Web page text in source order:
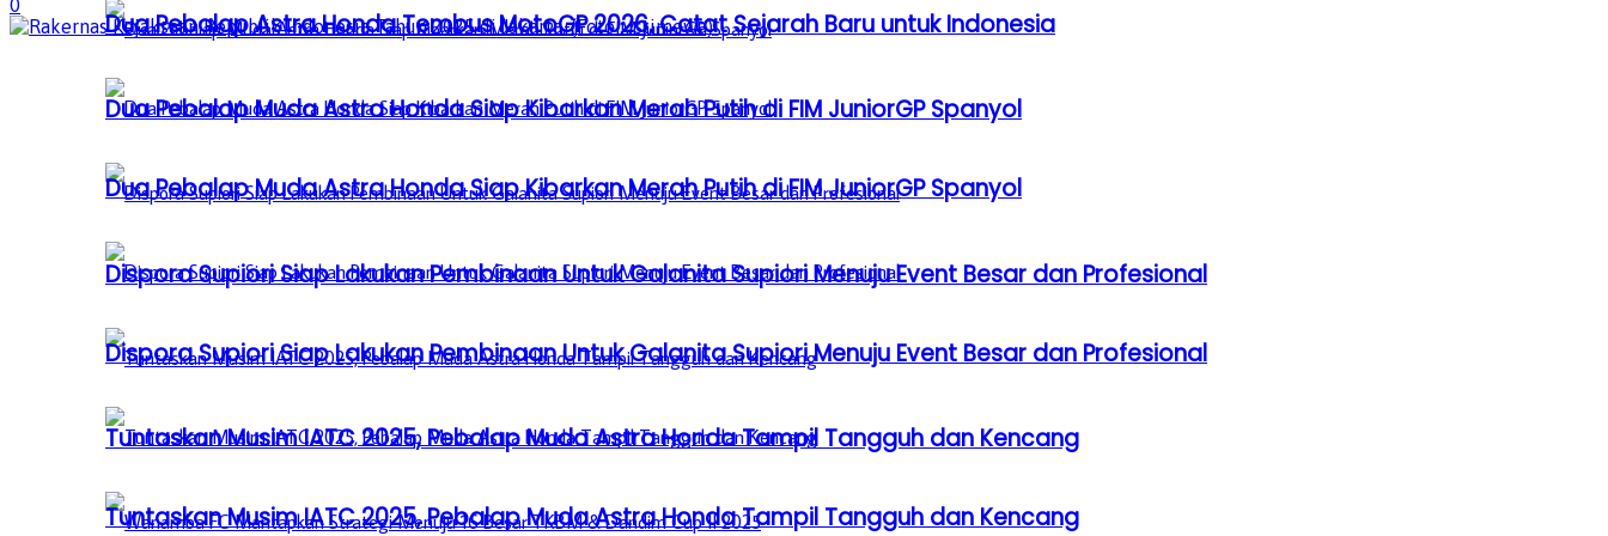
Dua Pebalap Muda Astra Honda Siap Kibarkan Merah Putih di FIM JuniorGP Spanyol
Dispora Supiori Siap Lakukan Pembinaan Untuk Galanita Supiori Menuju Event Besar dan Profesional
Tuntaskan Musim IATC 2025, Pebalap Muda Astra Honda Tampil Tangguh dan Kencang
Dua Pebalap Astra Honda Tembus MotoGP 2026, Catat Sejarah Baru untuk Indonesia
Dua Pebalap Muda Astra Honda Siap Kibarkan Merah Putih di FIM JuniorGP Spanyol
Dispora Supiori Siap Lakukan Pembinaan Untuk Galanita Supiori Menuju Event Besar dan Profesional
Tuntaskan Musim IATC 2025, Pebalap Muda Astra Honda Tampil Tangguh dan Kencang
0